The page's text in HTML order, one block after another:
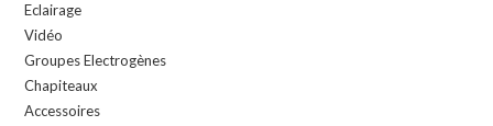
Eclairage
Vidéo
Groupes Electrogènes
Chapiteaux
Accessoires